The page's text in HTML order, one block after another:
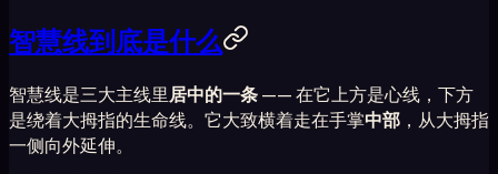
智慧线到底是什么
智慧线是三大主线里居中的一条—— 在它上方是心线，下方
是绕着大拇指的生命线。它大致横着走在手掌中部 ，从大拇指
一侧向外延伸。